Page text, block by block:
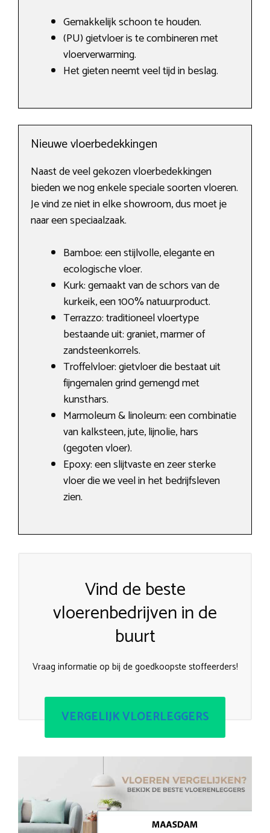
Gemakkelijk schoon te houden.
(PU) gietvloer is te combineren met
vloerverwarming.
Het gieten neemt veel tijd in beslag.
Nieuwe vloerbedekkingen
Naast de veel gekozen vloerbedekkingen
bieden we nog enkele speciale soorten vloeren.
Je vind ze niet in elke showroom, dus moet je
naar een speciaalzaak.
Bamboe: een stijlvolle, elegante en
ecologische vloer.
Kurk: gemaakt van de schors van de
kurkeik, een 100% natuurproduct.
Terrazzo: traditioneel vloertype
bestaande uit: graniet, marmer of
zandsteenkorrels.
Troffelvloer: gietvloer die bestaat uit
fijngemalen grind gemengd met
kunsthars.
Marmoleum & linoleum: een combinatie
van kalksteen, jute, lijnolie, hars
(gegoten vloer).
Epoxy: een slijtvaste en zeer sterke
vloer die we veel in het bedrijfsleven
zien.
Vind de beste
vloerenbedrijven in de
buurt
Vraag informatie op bij de goedkoopste stoffeerders!
VERGELIJK VLOERLEGGERS